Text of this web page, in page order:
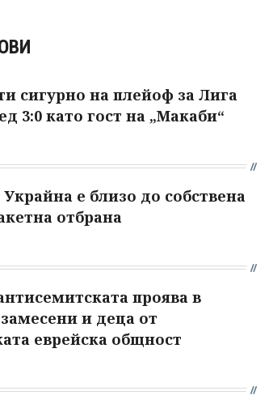
сигурно на плейоф за Лига
3:0 като гост на „Макаби“
е близо до собствена
отбрана
проява в
и деца от
еврейска общност